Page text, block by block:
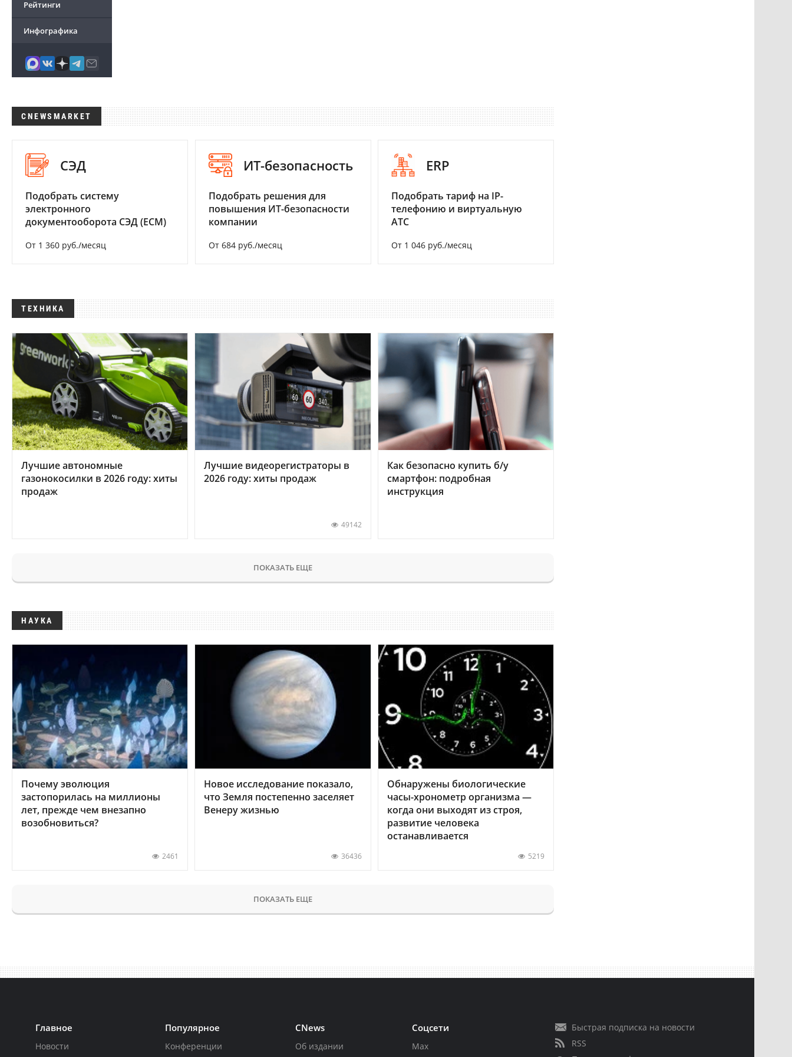
Рейтинги
Инфографика
CNEWSMARKET
СЭД
Подобрать систему
электронного
документооборота СЭД (ECM)
От 1 360 руб./месяц
ИТ-безопасность
Подобрать решения для
повышения ИТ-безопасности
компании
От 684 руб./месяц
ERP
Подобрать тариф на IP-
телефонию и виртуальную
АТС
От 1 046 руб./месяц
ТЕХНИКА
Лучшие автономные
газонокосилки в 2026 году: хиты
продаж
Лучшие видеорегистраторы в
2026 году: хиты продаж
49142
Как безопасно купить б/у
смартфон: подробная
инструкция
ПОКАЗАТЬ ЕЩЕ
НАУКА
Почему эволюция
застопорилась на миллионы
лет, прежде чем внезапно
возобновиться?
2461
Новое исследование показало,
что Земля постепенно заселяет
Венеру жизнью
36436
Обнаружены биологические
часы-хронометр организма —
когда они выходят из строя,
развитие человека
останавливается
5219
ПОКАЗАТЬ ЕЩЕ
Главное
Новости
Популярное
Конференции
CNews
Об издании
Соцсети
Max
Быстрая подписка на новости
RSS